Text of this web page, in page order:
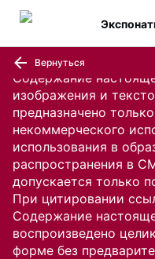
Содержание
изображения и
предназначено
некоммерческого
использования в
распространения в
допускается только
При цитировании
Содержание
воспроизведено
форме без
Вернуться